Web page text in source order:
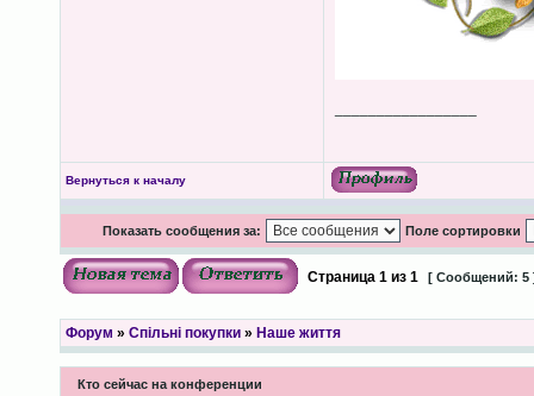
Вернуться к началу
Показать сообщения за: Поле сортировки
Страница 1из 1 [ Сообщений: 5
Форум » Спільні покупки» Наше життя
Кто сейчас на конференции